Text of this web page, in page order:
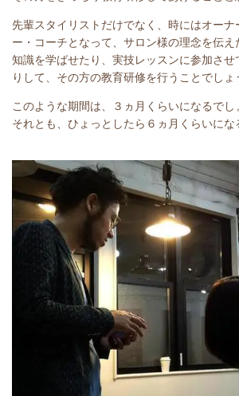
先輩スタイリストだけでなく、時にはオーナ
ー・コーチとなって、サロン様の理念を伝え
知識を学ばせたり、実技レッスンに参加させ
りして、その方の教育研修を行うことでしょ
このような期間は、３ヵ月くらいになるでし
それとも、ひょっとしたら６ヵ月くらいにな